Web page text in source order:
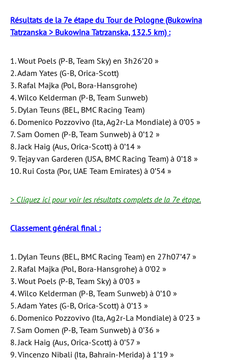
Résultats de la 7e étape du Tour de Pologne (Bukowina
Tatrzanska > Bukowina Tatrzanska, 132.5 km) :
1. Wout Poels (P-B, Team Sky) en 3h26’20 »
2. Adam Yates (G-B, Orica-Scott)
3. Rafal Majka (Pol, Bora-Hansgrohe)
4. Wilco Kelderman (P-B, Team Sunweb)
5. Dylan Teuns (BEL, BMC Racing Team)
6. Domenico Pozzovivo (Ita, Ag2r-La Mondiale) à 0’05 »
7. Sam Oomen (P-B, Team Sunweb) à 0’12 »
8. Jack Haig (Aus, Orica-Scott) à 0’14 »
9. Tejay van Garderen (USA, BMC Racing Team) à 0’18 »
10. Rui Costa (Por, UAE Team Emirates) à 0’54 »
> Cliquez ici pour voir les résultats complets de la 7e étape.
Classement général final :
1. Dylan Teuns (BEL, BMC Racing Team) en 27h07’47 »
2. Rafal Majka (Pol, Bora-Hansgrohe) à 0’02 »
3. Wout Poels (P-B, Team Sky) à 0’03 »
4. Wilco Kelderman (P-B, Team Sunweb) à 0’10 »
5. Adam Yates (G-B, Orica-Scott) à 0’13 »
6. Domenico Pozzovivo (Ita, Ag2r-La Mondiale) à 0’23 »
7. Sam Oomen (P-B, Team Sunweb) à 0’36 »
8. Jack Haig (Aus, Orica-Scott) à 0’57 »
9. Vincenzo Nibali (Ita, Bahrain-Merida) à 1’19 »